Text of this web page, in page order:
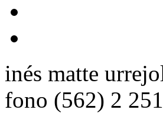
inés matte
fono (562) 2